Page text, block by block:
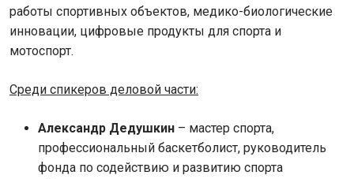
работы спортивных объектов, медико-биологические
инновации, цифровые продукты для спорта и
мотоспорт.
Среди спикеров деловой части:
Александр Дедушкин – мастер спорта,
профессиональный баскетболист, руководитель
фонда по содействию и развитию спорта